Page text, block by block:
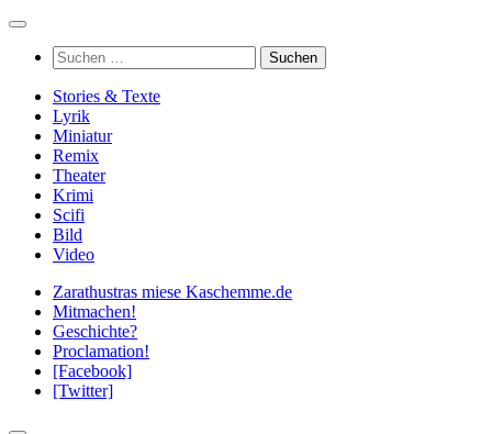
Zum
springenSuchen
nach:
Stories & Texte
Lyrik
Miniatur
Remix
Theater
Krimi
Scifi
Bild
Video
Zarathustras miese Kaschemme.de
Mitmachen!
Geschichte?
Proclamation!
[Facebook]
[Twitter]